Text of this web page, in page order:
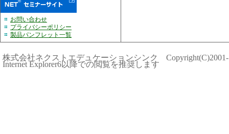
お問い合わせ
プライバシーポリシー
製品パンフレット一覧
株式会社ネクストエデュケーションシンク Copyright(C)2001-
Internet Explorer6以降での閲覧を推奨します